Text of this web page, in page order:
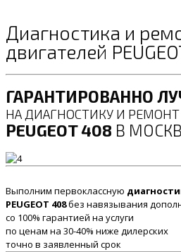
Диагностика и
двигателей
ГАРАНТИРОВАННО
НА ДИАГНОСТИКУ И РЕМОНТ
PEUGEOT 408 В
Выполним первоклассную
PEUGEOT 408без навязывания
со 100% гарантией на услуги
по ценам на 30-40% ниже дилерских
точно в заявленный срок